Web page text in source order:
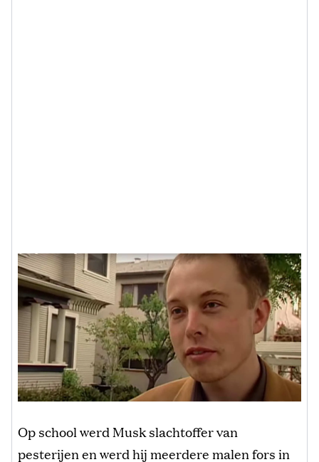
Op school werd Musk slachtoffer van
pesterijen en werd hij meerdere malen fors in